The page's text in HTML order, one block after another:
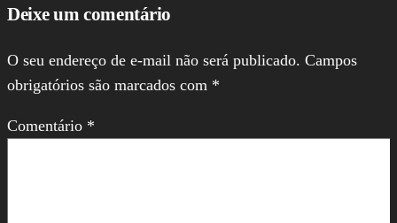
Deixe um comentário
O seu endereço de e-mail não será publicado. Campos
obrigatórios são marcados com *
Comentário *